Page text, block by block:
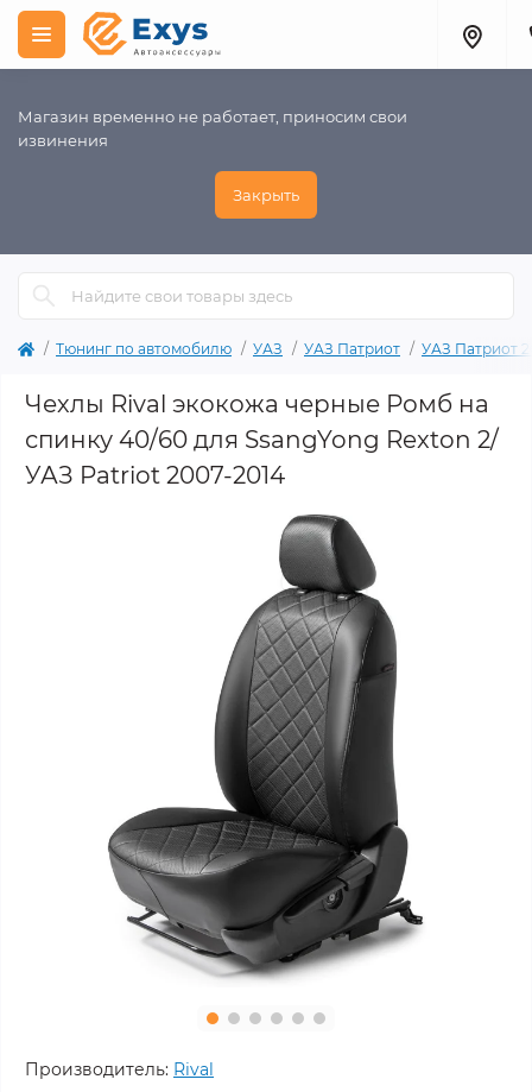
Магазин временно не работает, приносим свои
извинения
Закрыть
Тюнинг по автомобилю УАЗ УАЗ Патриот УАЗ Патриот
Чехлы Rival экокожа черные Ромб на
спинку 40/60 для SsangYong Rexton 2/
УАЗ Patriot 2007-2014
Производитель: Rival